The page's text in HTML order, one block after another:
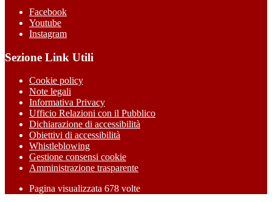
Facebook
Youtube
Instagram
Sezione Link Utili
Cookie policy
Note legali
Informativa Privacy
Ufficio Relazioni con il Pubblico
Dichiarazione di accessibilità
Obiettivi di accessibilità
Whistleblowing
Gestione consensi cookie
Amministrazione trasparente
Pagina visualizzata 678 volte